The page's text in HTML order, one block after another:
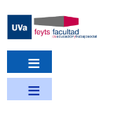
contenido
principal